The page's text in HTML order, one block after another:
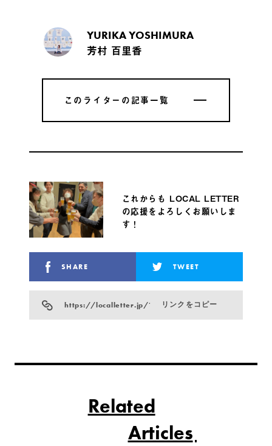
YURIKA YOSHIMURA
芳村 百里香
このライターの記事一覧
このライターの記事一覧
これからも LOCAL LETTER
の応援をよろしくお願いしま
す！
SHARE TWEET
https://localletter.jp/?p=18416リンクをコピー
Related
Articles